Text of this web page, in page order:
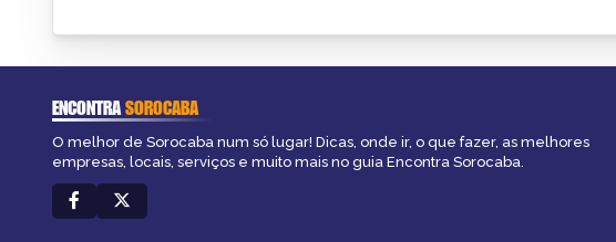
ENCONTRASOROCABA
O melhor de Sorocaba num só lugar! Dicas, onde ir, o que fazer, as melhores
empresas, locais, serviços e muito mais no guia Encontra Sorocaba.